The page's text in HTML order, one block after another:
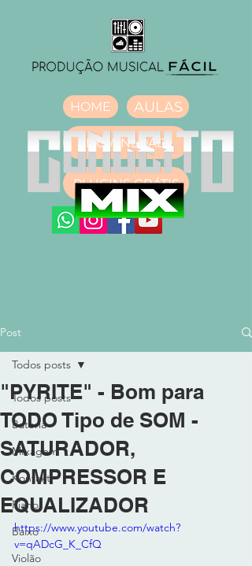
HOME AULAS
DOWNLOAD
PLUGINS GRÁTIS
Post
Todos posts
Bateria
MIxagem
Kontakt
Piano
Baixo
Violão
Todos posts
"PYRITE" - Bom para
TODO Tipo de SOM -
SATURADOR,
COMPRESSOR E
EQUALIZADOR
https://www.youtube.com/watch?
v=qADcG_K_CfQ